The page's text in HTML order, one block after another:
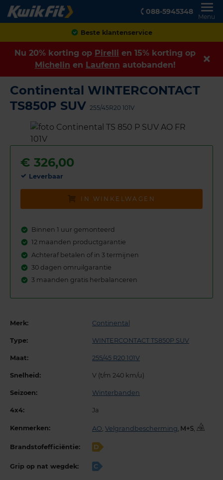
088-5945348
Menu
Achteraf betalen
Nu 20% korting op Pirelli en 15% korting op
Michelin en Laufenn autobanden!
Continental WINTERCONTACT
TS850P SUV 255/45R20 101V
€ 326,00
Leverbaar
IN WINKELWAGEN
Binnen 1 uur gemonteerd
12 maanden productgarantie
Achteraf betalen of in 3 termijnen
30 dagen omruilgarantie
3 maanden gratis herbalanceren
Merk: Continental
Type: WINTERCONTACT TS850P SUV
Maat: 255/45 R20 101V
Snelheid: V (t/m 240 km/u)
Seizoen: Winterbanden
4x4: Ja
Kenmerken: AO Velgrandbescherming ,
Brandstofefficiëntie: D
Grip op nat wegdek: C